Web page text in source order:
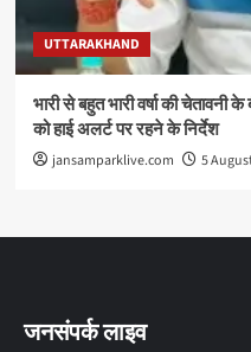
UTTARAKHAND
भारी से बहुत भारी वर्षा की चेतावनी
को हाई अलर्ट पर रहने के निर्देश
jansamparklive.com 5
जनसंपर्क लाइव